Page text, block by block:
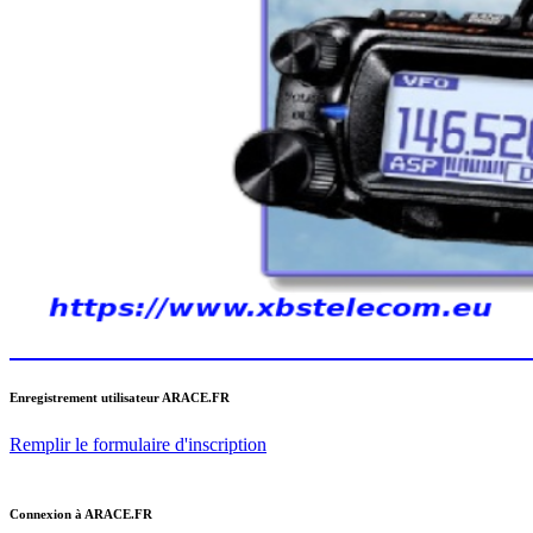
Enregistrement utilisateur ARACE.FR
Remplir le formulaire d'inscription
Connexion à ARACE.FR